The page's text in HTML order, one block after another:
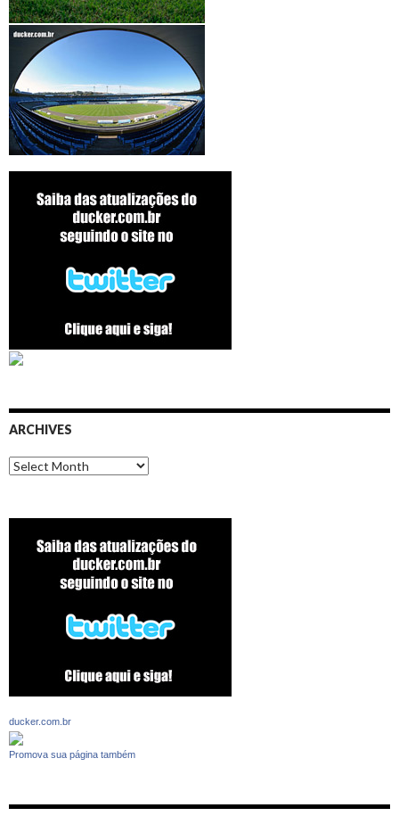
ARCHIVES
Archives
ducker.com.br
Promova sua página também